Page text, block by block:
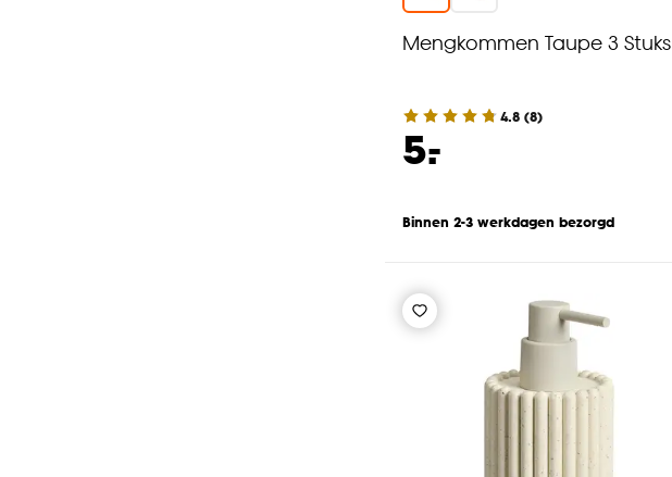
Mengkommen Taupe 3 Stuks
4.8 (8)
5.
-
Binnen 2-3 werkdagen bezorgd